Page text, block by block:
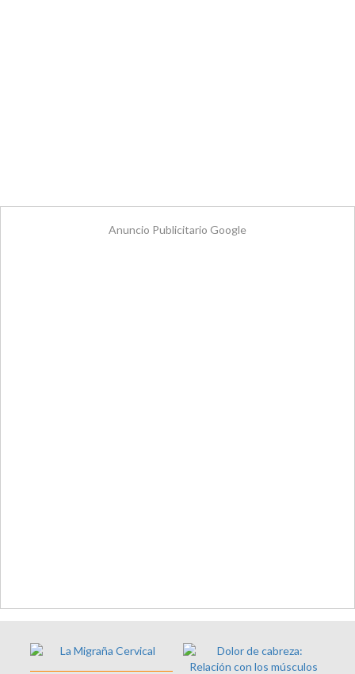
Anuncio Publicitario Google